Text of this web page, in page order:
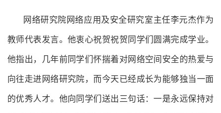
网络研究院网络应用及安全研究室主任李元杰作为
教师代表发言。他衷心祝贺祝贺同学们圆满完成学业。
他指出，几年前同学们怀揣着对网络空间安全的热爱与
向往走进网络研究院，而今天已经成长为能够独当一面
的优秀人才。他向同学们送出三句话：一是永远保持对